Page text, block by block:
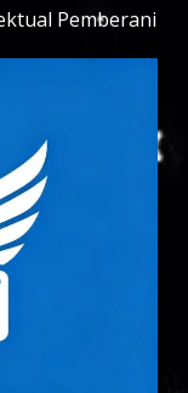
Pemberani